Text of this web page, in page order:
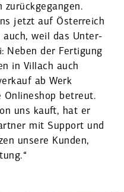
zurück­ge­gangen.
jetzt auf Öster­reich
auch, weil das Unter­
Neben der Fertigung
in Villach auch
ab Werk
Onlineshop betreut.
uns kauft, hat er
mit Support und
unsere Kunden,